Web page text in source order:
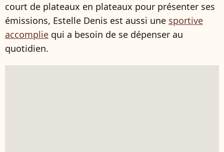
court de plateaux en plateaux pour présenter ses
émissions, Estelle Denis est aussi une sportive
accomplie qui a besoin de se dépenser au
quotidien.